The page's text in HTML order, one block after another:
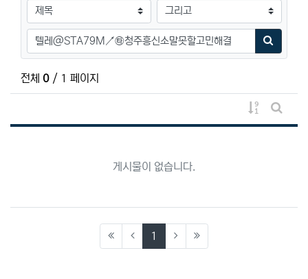
검색대상
검색어
검색하기
전체 0 / 1 페이지
게시물 정렬
게시판
게시물이 없습니다.
1 (current)